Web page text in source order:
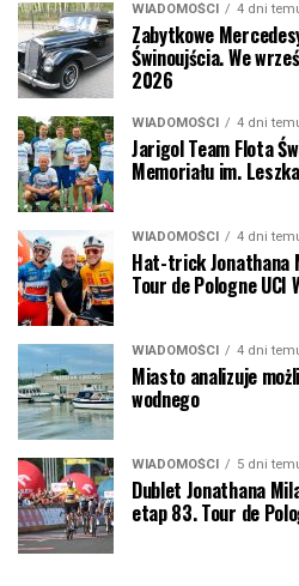
WIADOMOŚCI 4 dni
Zabytkowe
Świnoujścia. We
2026
WIADOMOŚCI 4 dni
Jarigol Team Flota
Memoriału im.
WIADOMOŚCI 4 dni
Hat-trick Jonathana
Tour de Pologne UCI
WIADOMOŚCI 4 dni
Miasto analizuje
wodnego
WIADOMOŚCI 5 dni
Dublet Jonathana
etap 83. Tour de